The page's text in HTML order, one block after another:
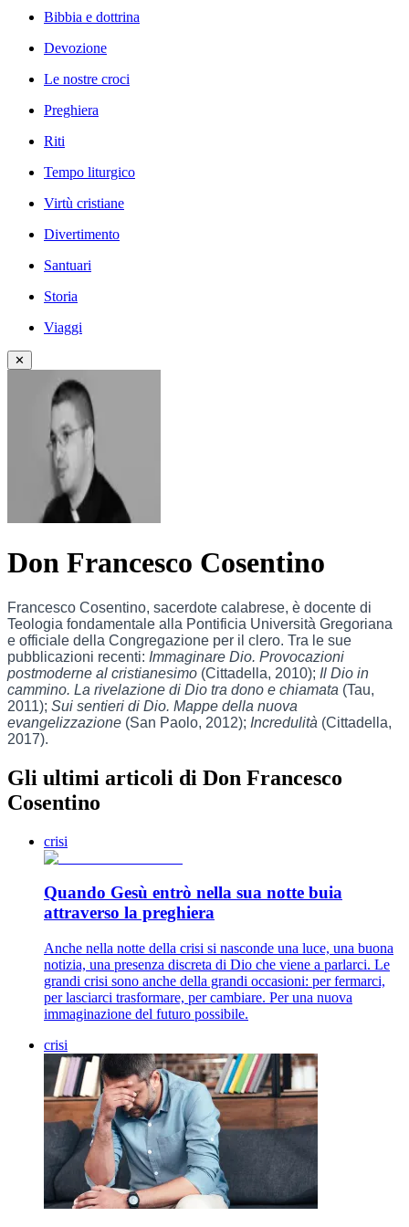
Bibbia e dottrina
Devozione
Le nostre croci
Preghiera
Riti
Tempo liturgico
Virtù cristiane
Divertimento
Santuari
Storia
Viaggi
✕
Don Francesco Cosentino
Francesco Cosentino, sacerdote calabrese, è docente di
Teologia fondamentale alla Pontificia Università Gregoriana
e officiale della Congregazione per il clero. Tra le sue
pubblicazioni recenti: Immaginare Dio. Provocazioni
postmoderne al cristianesimo (Cittadella, 2010); Il Dio in
cammino. La rivelazione di Dio tra dono e chiamata (Tau,
2011); Sui sentieri di Dio. Mappe della nuova
evangelizzazione (San Paolo, 2012); Incredulità (Cittadella,
2017).
Gli ultimi articoli di Don Francesco
Cosentino
crisi
Quando Gesù entrò nella sua notte buia
attraverso la preghiera
Anche nella notte della crisi si nasconde una luce, una buona
notizia, una presenza discreta di Dio che viene a parlarci. Le
grandi crisi sono anche della grandi occasioni: per fermarci,
per lasciarci trasformare, per cambiare. Per una nuova
immaginazione del futuro possibile.
crisi